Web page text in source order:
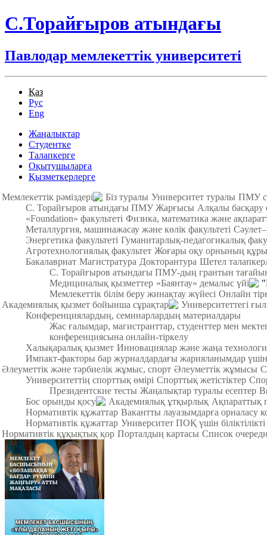
С.Торайғыров атындағы
Павлодар мемлекеттік университеті
Қаз
Рус
Eng
Жаңалықтар
Студентке
Талапкерге
Оқытушыларға
Қызметкерлерге
Мемлекеттік рәміздері
Біз туралы Университет туралы ПМУ
С. Торайғыров атындағы ПМУ Жарғысы Алқалы басқару
«Foundation» факультеті Физика, математика және
Металлургия, машинажасау және көлік факультеті
Энергетика факультеті Гуманитарлық-педагогикалық
Агротехнологиялық факультет Жоғары оқу орнының
Бакалавриат Магистратура Докторантура Шетел
С. Торайғыров атындағы ПМУ-дың грантын
Медициналық қызметтер «Баянтау» демалыс үйі
Мемлекеттік білім беру жинақтау жүйесі Онлайн
Академиялық қызмет бойынша сұрақтар
Университеттегі
Конференциялардың, семинарлардың материалдары
Жас ғалымдар, магистранттар, студенттер мен
конференциясына онлайн-тіркелу
Халықаралық қызмет Инновациялар және жаңа
Импакт-факторы бар журналдардағы жарияланымдар үшін
Әлеуметтік және тәрбиелік жұмыс, спорт Әлеуметтік жұмысы
Университеттің спорттық өмірі Спорттық жетістіктер
Президентские тесты Жаңалықтар туралы есептер
Бос орынды қосу
Академиялық ұтқырлық Ақпараттық
Нормативтік құжаттар Вакантты лауазымдарға орналасу
Нормативтік құжаттар Университет ПОҚ үшін
Нормативтік құқықтық қор Порталдың картасы Список